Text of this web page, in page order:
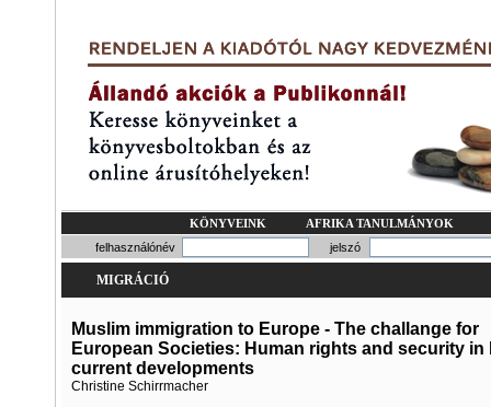
KÖNYVEINK
AFRIKA TANULMÁNYOK
felhasználónév
jelszó
MIGRÁCIÓ
Muslim immigration to Europe - The challange for
European Societies: Human rights and security in
current developments
Christine Schirrmacher